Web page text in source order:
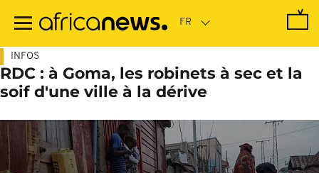
contenu
INFOS
RDC : à Goma, les robinets à sec et la
soif d'une ville à la dérive